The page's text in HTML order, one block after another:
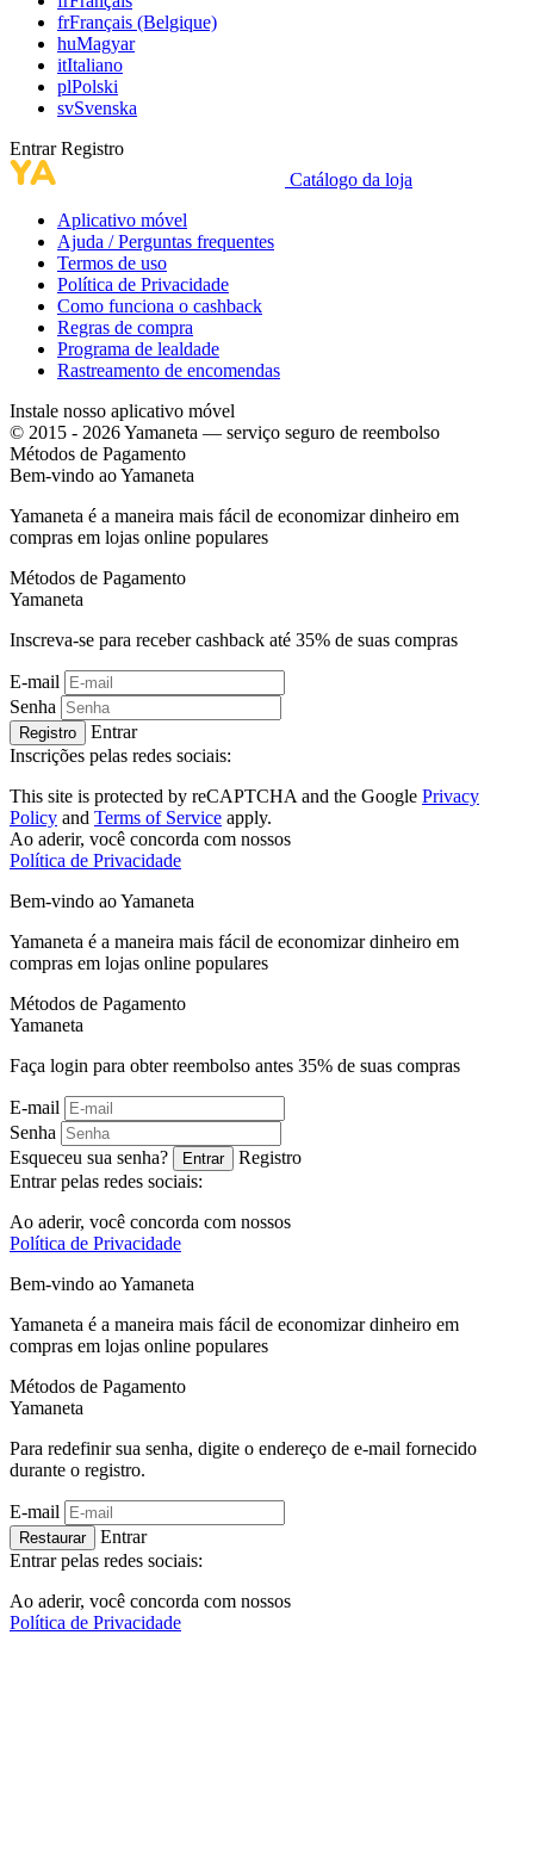
frFrançais (Belgique)
huMagyar
itItaliano
plPolski
svSvenska
Entrar Registro
Catálogo da loja
Aplicativo móvel
Ajuda / Perguntas frequentes
Termos de uso
Política de Privacidade
Como funciona o cashback
Regras de compra
Programa de lealdade
Rastreamento de encomendas
Instale nosso aplicativo móvel
© 2015 - 2026 Yamaneta — serviço seguro de reembolso
Métodos de Pagamento
Bem-vindo aoYamaneta
Yamaneta é a maneira mais fácil de economizar dinheiro em
compras em lojas online populares
Métodos de Pagamento
Yamaneta
Inscreva-se para receber cashback até 35% de suas compras
E-mail
Senha
Registro
Entrar
Inscrições pelas redes sociais:
This site is protected by reCAPTCHA and the Google Privacy
Policy and Terms of Service apply.
Ao aderir, você concorda com nossos
Política de Privacidade
Bem-vindo aoYamaneta
Yamaneta é a maneira mais fácil de economizar dinheiro em
compras em lojas online populares
Métodos de Pagamento
Yamaneta
Faça login para obter reembolso antes 35% de suas compras
E-mail
Senha
Esqueceu sua senha?
Entrar
Registro
Entrar pelas redes sociais:
Ao aderir, você concorda com nossos
Política de Privacidade
Bem-vindo aoYamaneta
Yamaneta é a maneira mais fácil de economizar dinheiro em
compras em lojas online populares
Métodos de Pagamento
Yamaneta
Para redefinir sua senha, digite o endereço de e-mail fornecido
durante o registro.
E-mail
Restaurar
Entrar
Entrar pelas redes sociais:
Ao aderir, você concorda com nossos
Política de Privacidade